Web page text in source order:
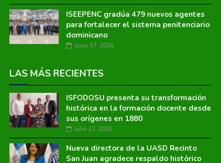
ISEEPENC gradúa 479 nuevos agentes
para fortalecer el sistema penitenciario
dominicano
Junio 17, 2026
LAS MÁS RECIENTES
ISFODOSU presenta su transformación
histórica en la formación docente desde
sus orígenes en 1880
Julio 27, 2026
Nueva directora de la UASD Recinto
San Juan agradece respaldo histórico